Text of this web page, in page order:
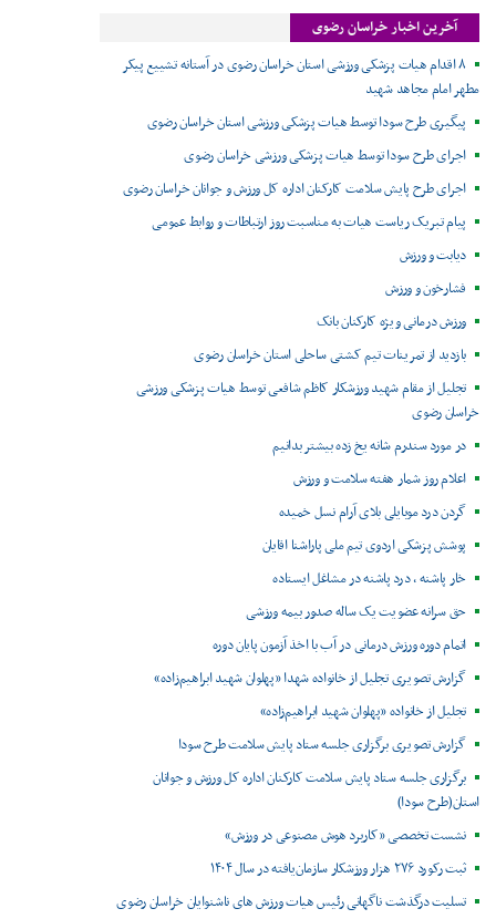
آخرین اخبار خراسان رضوی
۸ اقدام هیات پزشکی ورزشی استان خراسان رضوی در آستانه تشییع پیکر
مطهر امام مجاهد شهید
پیگیری طرح سودا توسط هیات پزشکی ورزشی استان خراسان رضوی
اجرای طرح سودا توسط هیات پزشکی ورزشی خراسان رضوی
اجرای طرح پایش سلامت کارکنان اداره کل ورزش و جوانان خراسان رضوی
پیام تبریک ریاست هیات به مناسبت روز ارتباطات و روابط عمومی
دیابت و ورزش
فشارخون و ورزش
ورزش درمانی ویژه کارکنان بانک
بازدید از تمرینات تیم کشتی ساحلی استان خراسان رضوی
تجلیل از مقام شهید ورزشکار کاظم شافعی توسط هیات پزشکی ورزشی
خراسان رضوی
در مورد سندرم شانه یخ زده بیشتر بدانیم
اعلام روز شمار هفته سلامت و ورزش
گردن درد موبایلی بلای آرام نسل خمیده
پوشش پزشکی اردوی تیم ملی پاراشنا اقایان
خار پاشنه ، درد پاشنه در مشاغل ایستاده
حق سرانه عضویت یک ساله صدور بیمه ورزشی
اتمام دوره ورزش درمانی در آب با اخذ آزمون پایان دوره
گزارش تصویری تجلیل از خانواده شهدا «پهلوان شهید ابراهیم‌زاده»
تجلیل از خانواده «پهلوان شهید ابراهیم‌زاده»
گزارش تصویری برگزاری جلسه ستاد پایش سلامت طرح سودا
برگزاری جلسه ستاد پایش سلامت کارکنان اداره کل ورزش و جوانان
استان(طرح سودا)
نشست تخصصی «کاربرد هوش مصنوعی در ورزش»
ثبت رکورد ۲۷۶ هزار ورزشکار سازمان‌یافته در سال ۱۴۰۴
تسلیت درگذشت ناگهانی رئیس هیات ورزش های ناشنوایان خراسان رضوی